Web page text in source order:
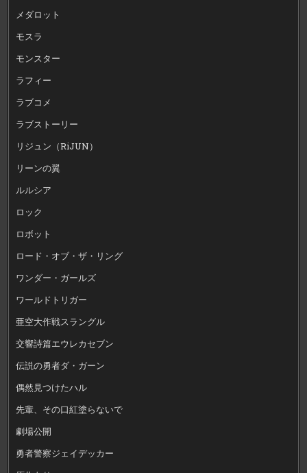
メダロット
モスラ
モンスター
ラフィー
ラブコメ
ラブストーリー
リジュン（RiJUN）
リーンの翼
ルルシア
ロック
ロボット
ロード・オブ・ザ・リング
ワンダー・ガールズ
ワールドトリガー
亜空大作戦スラングル
交響詩篇エウレカセブン
伝説の勇者ダ・ガーン
偶然見つけたハル
先輩、その口紅塗らないで
劇場公開
勇者警察ジェイデッカー